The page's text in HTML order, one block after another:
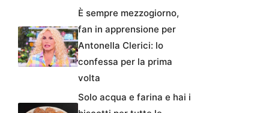
È sempre mezzogiorno,
fan in apprensione per
Antonella Clerici: lo
confessa per la prima
volta
Solo acqua e farina e hai i